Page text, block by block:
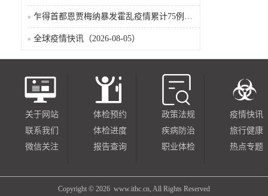
乍得首都恩贾梅纳暴发霍乱疫情累计75例确诊8人死亡（2026-08-05）
全球疫情快讯（2026-08-05）
关于网站
联系我们
微信关注
体检预约
体检进度
报告查询
政策法规
疾病防治
职业体检
疫情快讯
旅行健康
热点专题
Copyright © 2026 www.ithc.cn, All Rights Reserved